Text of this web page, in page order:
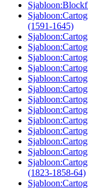
(1591-1645)
(1823-1858-64)